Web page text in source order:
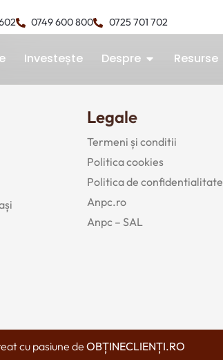
0749 600 800 0725 701 702
Investește Despre Resurse
Legale
Termeni și conditii
Politica cookies
Politica de confidentialitate
Anpc.ro
Anpc – SAL
cu pasiune deOBȚINECLIENȚI.RO